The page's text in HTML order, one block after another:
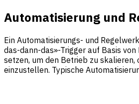
Automatisierung und
Ein Automatisierungs- und
das-dann-das»-Trigger auf Basis
setzen, um den Betrieb zu skalieren,
einzustellen. Typische